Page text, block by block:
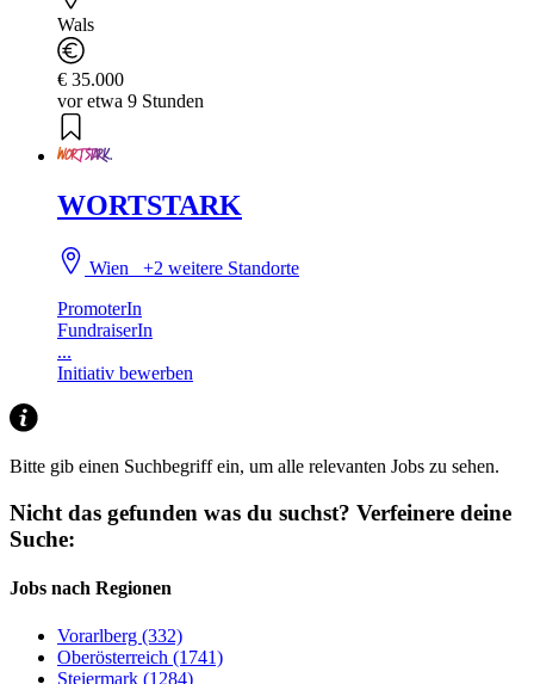
Wals
€ 35.000
vor etwa 9 Stunden
WORTSTARK
Wien+2 weitere Standorte
PromoterIn
FundraiserIn
...
Initiativ bewerben
Bitte gib einen Suchbegriff ein, um alle relevanten Jobs zu sehen.
Nicht das gefunden was du suchst? Verfeinere deine
Suche:
Jobs nach Regionen
Vorarlberg (332)
Oberösterreich (1741)
Steiermark (1284)